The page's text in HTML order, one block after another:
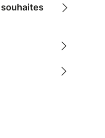
dédié à
atmosphère
présenter pour
l'événement